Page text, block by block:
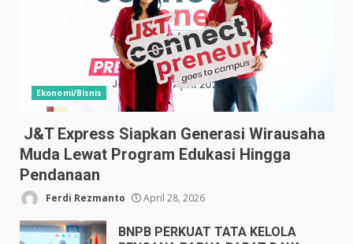
Ekonomi/Bisnis
J&T Express Siapkan Generasi Wirausaha
Muda Lewat Program Edukasi Hingga
Pendanaan
Ferdi Rezmanto April 28, 2026
BNPB PERKUAT TATA KELOLA